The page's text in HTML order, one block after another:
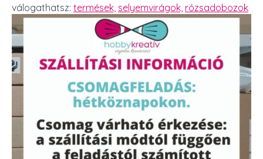
válogathatsz: termések, selyemvirágok, rózsadobozok